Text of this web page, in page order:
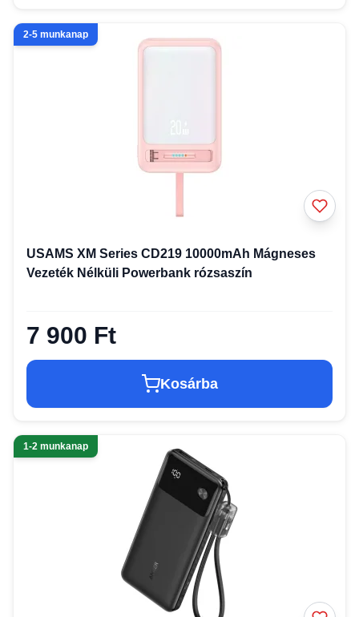
2-5 munkanap
USAMS XM Series CD219 10000mAh Mágneses
Vezeték Nélküli Powerbank rózsaszín
7 900 Ft
Kosárba
1-2 munkanap